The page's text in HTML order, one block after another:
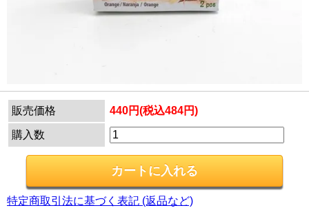
販売価格 440円(税込484円)
購入数
特定商取引法に基づく表記 (返品など)